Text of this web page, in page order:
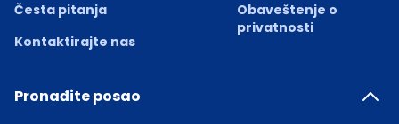
Česta pitanja
Kontaktirajte nas
Obaveštenje o
privatnosti
Pronađite posao